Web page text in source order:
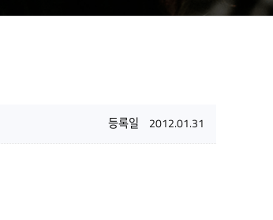
등록일 2012.01.31